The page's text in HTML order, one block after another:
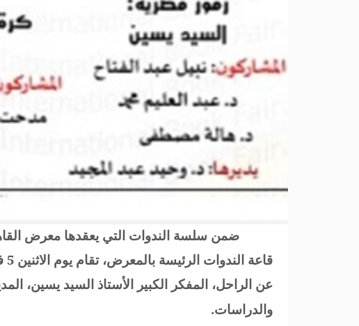
ضمن سلسة الندوات التي يعقدها معرض
عن الراحل، المفكر الكبير الأستاذ السيد يسين،
والدراسات.